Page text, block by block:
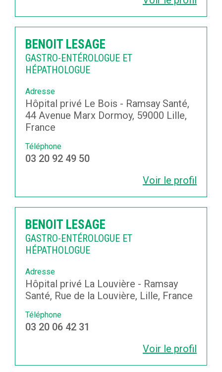
BENOIT LESAGE
GASTRO-ENTÉROLOGUE ET
HÉPATHOLOGUE
Adresse
Hôpital privé Le Bois - Ramsay Santé,
44 Avenue Marx Dormoy, 59000 Lille,
France
Téléphone
03 20 92 49 50
Voir le profil
BENOIT LESAGE
GASTRO-ENTÉROLOGUE ET
HÉPATHOLOGUE
Adresse
Hôpital privé La Louvière - Ramsay
Santé, Rue de la Louvière, Lille, France
Téléphone
03 20 06 42 31
Voir le profil